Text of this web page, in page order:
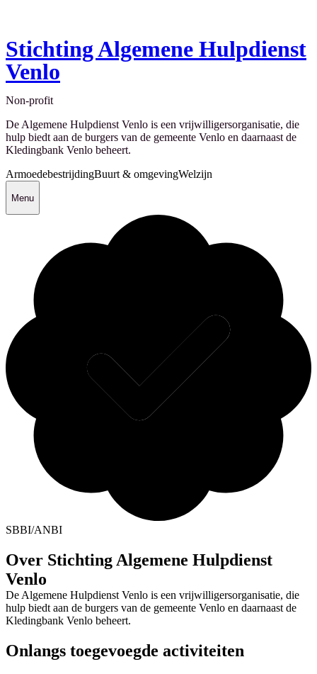
Stichting Algemene Hulpdienst
Venlo
Non-profit
De Algemene Hulpdienst Venlo is een vrijwilligersorganisatie, die
hulp biedt aan de burgers van de gemeente Venlo en daarnaast de
Kledingbank Venlo beheert.
ArmoedebestrijdingBuurt & omgevingWelzijn
Menu
SBBI/ANBI
Over Stichting Algemene Hulpdienst
Venlo
De Algemene Hulpdienst Venlo is een vrijwilligersorganisatie, die
hulp biedt aan de burgers van de gemeente Venlo en daarnaast de
Kledingbank Venlo beheert.
Onlangs toegevoegde activiteiten